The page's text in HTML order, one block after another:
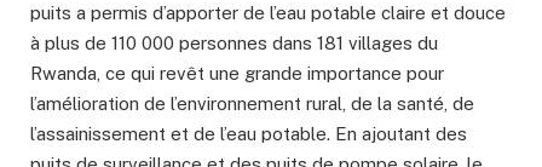
puits a permis d’apporter de l’eau potable claire et douce
à plus de 110 000 personnes dans 181 villages du
Rwanda, ce qui revêt une grande importance pour
l’amélioration de l’environnement rural, de la santé, de
l’assainissement et de l’eau potable. En ajoutant des